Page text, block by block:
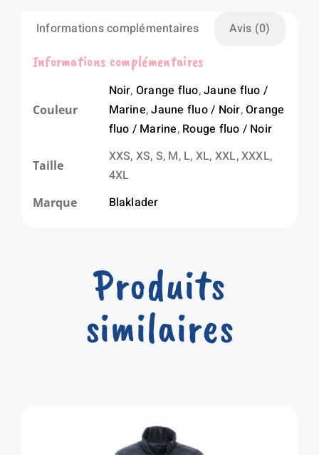
Informations complémentaires Avis (0)
Informations complémentaires
Couleur
Noir, Orange fluo,Jaune fluo /
Marine,Jaune fluo / Noir,Orange
fluo / Marine, Rouge fluo / Noir
Taille
XXS, XS, S, M, L, XL, XXL, XXXL,
4XL
Marque Blaklader
Produits
similaires